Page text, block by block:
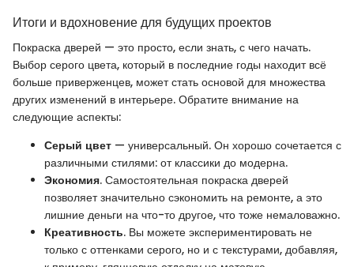
Итоги и вдохновение для будущих проектов
Покраска дверей — это просто, если знать, с чего начать.
Выбор серого цвета, который в последние годы находит всё
больше приверженцев, может стать основой для множества
других изменений в интерьере. Обратите внимание на
следующие аспекты:
Серый цвет — универсальный. Он хорошо сочетается с
различными стилями: от классики до модерна.
Экономия. Самостоятельная покраска дверей
позволяет значительно сэкономить на ремонте, а это
лишние деньги на что-то другое, что тоже немаловажно.
Креативность. Вы можете экспериментировать не
только с оттенками серого, но и с текстурами, добавляя,